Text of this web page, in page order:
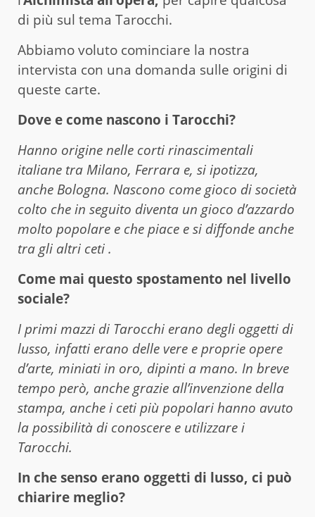
di più sul tema Tarocchi.
Abbiamo voluto cominciare la nostra
intervista con una domanda sulle origini di
queste carte.
Dove e come nascono i Tarocchi?
Hanno origine nelle corti rinascimentali
italiane tra Milano, Ferrara e, si ipotizza,
anche Bologna. Nascono come gioco di società
colto che in seguito diventa un gioco d’azzardo
molto popolare e che piace e si diffonde anche
tra gli altri ceti .
Come mai questo spostamento nel livello
sociale?
I primi mazzi di Tarocchi erano degli oggetti di
lusso, infatti erano delle vere e proprie opere
d’arte, miniati in oro, dipinti a mano. In breve
tempo però, anche grazie all’invenzione della
stampa, anche i ceti più popolari hanno avuto
la possibilità di conoscere e utilizzare i
Tarocchi.
In che senso erano oggetti di lusso, ci può
chiarire meglio?